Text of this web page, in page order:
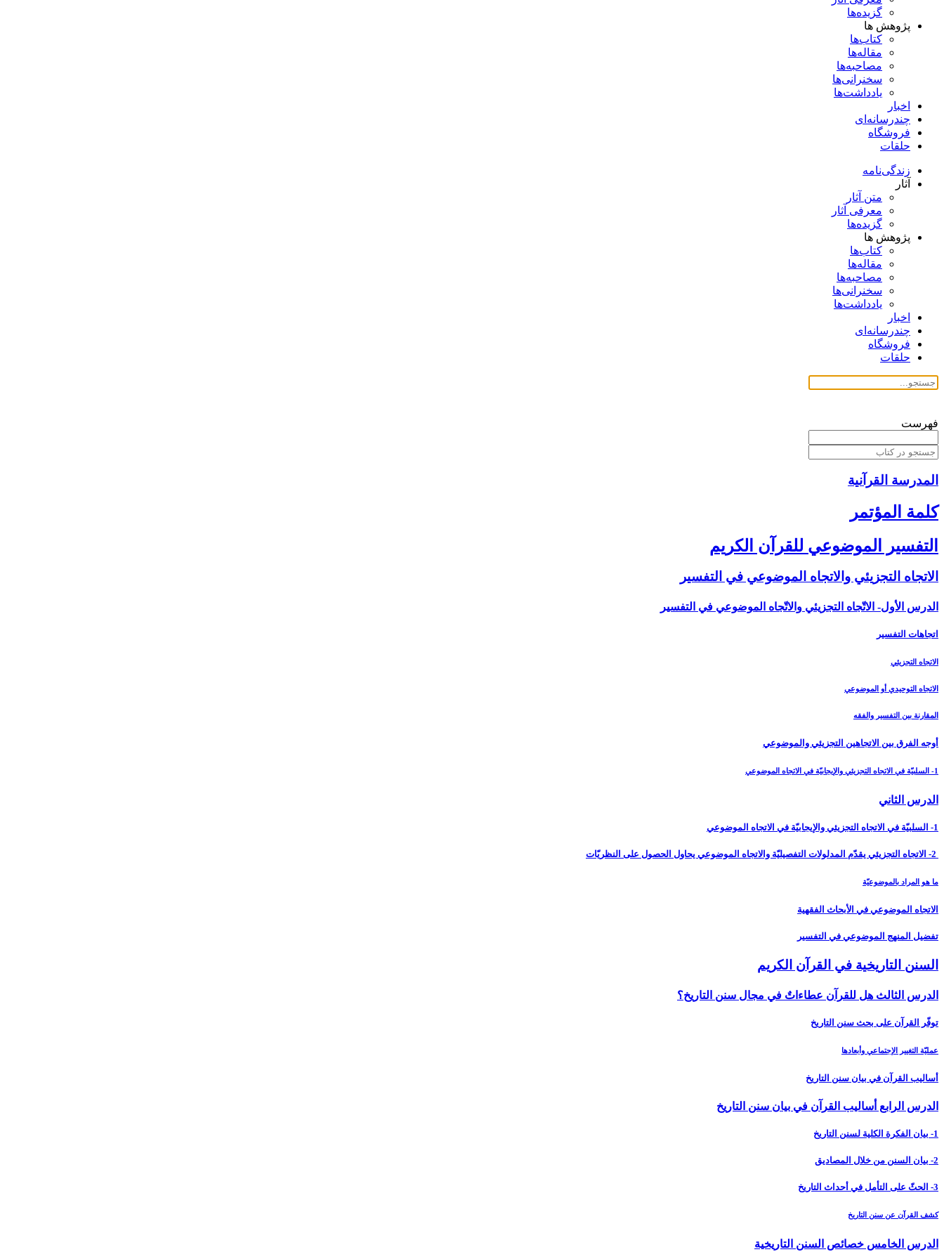
گزیده‌ها
پژوهش ها
کتاب‌ها
مقاله‌ها
مصاحبه‌ها
سخنرانی‌ها
یادداشت‌ها
اخبار
چندرسانه‌ای
فروشگاه
حلقات
زندگی‌نامه
آثار
متن آثار
معرفی آثار
گزیده‌ها
پژوهش ها
کتاب‌ها
مقاله‌ها
مصاحبه‌ها
سخنرانی‌ها
یادداشت‌ها
اخبار
چندرسانه‌ای
فروشگاه
حلقات
فهرست
المدرسة القرآنیة
كلمة المؤتمر
التفسير الموضوعي للقرآن الكريم
الاتجاه التجزيئي والاتجاه الموضوعي في التفسير
الدرس الأول- الاتّجاه التجزيئي والاتّجاه الموضوعي في التفسير
اتجاهات التفسير
الاتجاه التجزيئي
الاتجاه التوحيدي أو الموضوعي
المقارنة بين التفسير والفقه
أوجه الفرق بين الاتجاهين التجزيئي والموضوعي‏
1- السلبيّة في الاتجاه التجزيئي والإيجابيّة في الاتجاه الموضوعي
الدرس الثاني‏
1- السلبيّة في الاتجاه التجزيئي والإيجابيّة في الاتجاه الموضوعي
ما هو المراد بالموضوعيّة
الاتجاه الموضوعي في الأبحاث الفقهية
تفضيل المنهج الموضوعي في التفسير
السنن التاريخية في القرآن الكريم
الدرس الثالث هل للقرآن عطاءاتٌ في مجال سنن التاريخ؟
توفّر القرآن على بحث سنن التاريخ
عمليّة التغيير الإجتماعي وأبعادها
أساليب القرآن في بيان سنن التاريخ
الدرس الرابع أساليب القرآن في بيان سنن التاريخ‏
1- بيان الفكرة الكلية لسنن التاريخ
2- بيان السنن من خلال المصاديق
3- الحثّ على التأمل في أحداث التاريخ
كشف القرآن عن سنن التاريخ
الدرس الخامس‏ خصائص السنن التاريخية